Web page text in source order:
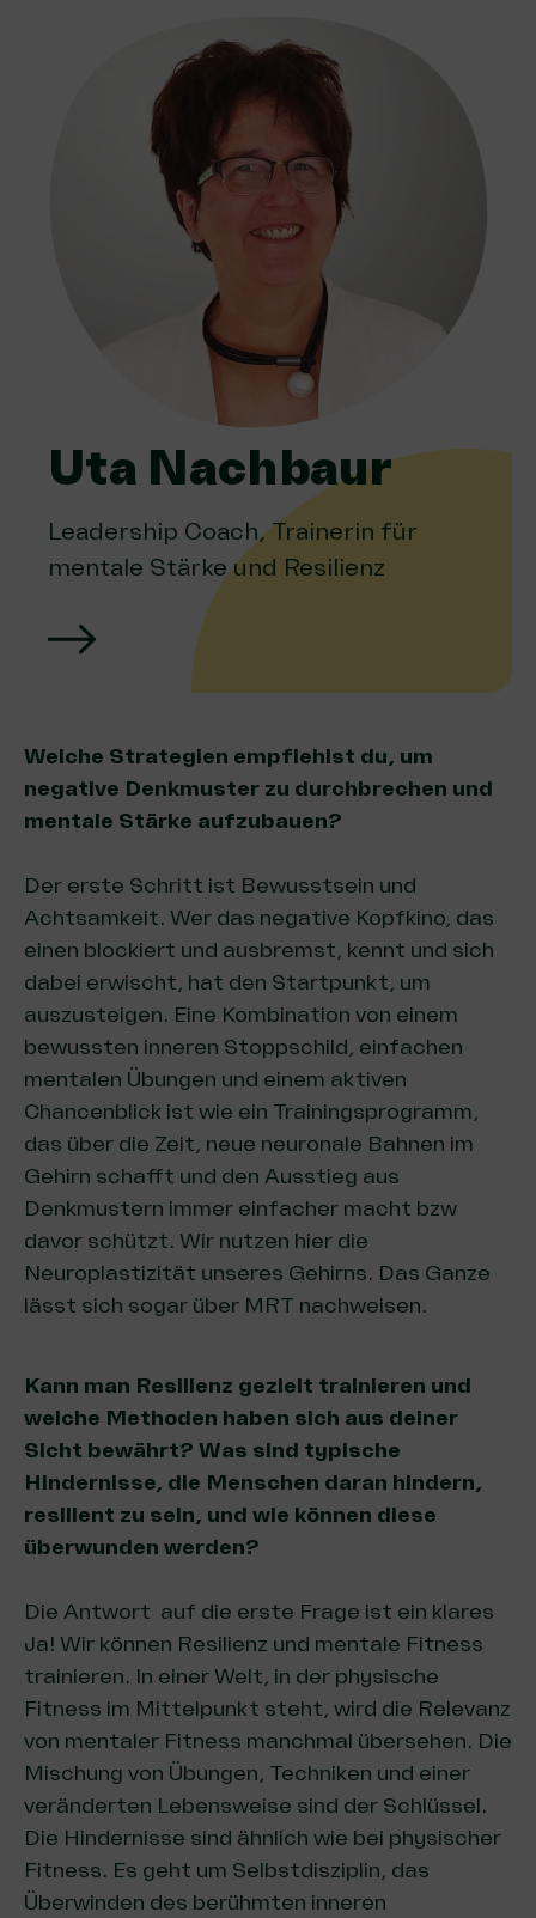
Uta Nachbaur
Leadership Coach, Trainerin für
mentale Stärke und Resilienz
Welche Strategien empfiehlst du, um
negative Denkmuster zu durchbrechen und
mentale Stärke aufzubauen?
Der erste Schritt ist Bewusstsein und
Achtsamkeit. Wer das negative Kopfkino, das
einen blockiert und ausbremst, kennt und sich
dabei erwischt, hat den Startpunkt, um
auszusteigen. Eine Kombination von einem
bewussten inneren Stoppschild, einfachen
mentalen Übungen und einem aktiven
Chancenblick ist wie ein Trainingsprogramm,
das über die Zeit, neue neuronale Bahnen im
Gehirn schafft und den Ausstieg aus
Denkmustern immer einfacher macht bzw
davor schützt. Wir nutzen hier die
Neuroplastizität unseres Gehirns. Das Ganze
lässt sich sogar über MRT nachweisen.
Kann man Resilienz gezielt trainieren und
welche Methoden haben sich aus deiner
Sicht bewährt? Was sind typische
Hindernisse, die Menschen daran hindern,
resilient zu sein, und wie können diese
überwunden werden?
Die Antwort auf die erste Frage ist ein klares
Ja! Wir können Resilienz und mentale Fitness
trainieren. In einer Welt, in der physische
Fitness im Mittelpunkt steht, wird die Relevanz
von mentaler Fitness manchmal übersehen. Die
Mischung von Übungen, Techniken und einer
veränderten Lebensweise sind der Schlüssel.
Die Hindernisse sind ähnlich wie bei physischer
Fitness. Es geht um Selbstdisziplin, das
Überwinden des berühmten inneren